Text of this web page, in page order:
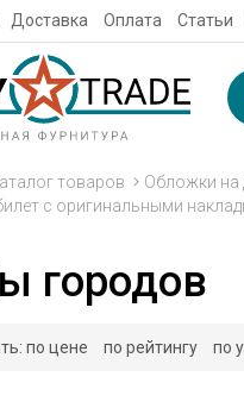
Доставка Оплата Статьи
товаров Обложки на
с оригинальными
городов
по цене по рейтингу по